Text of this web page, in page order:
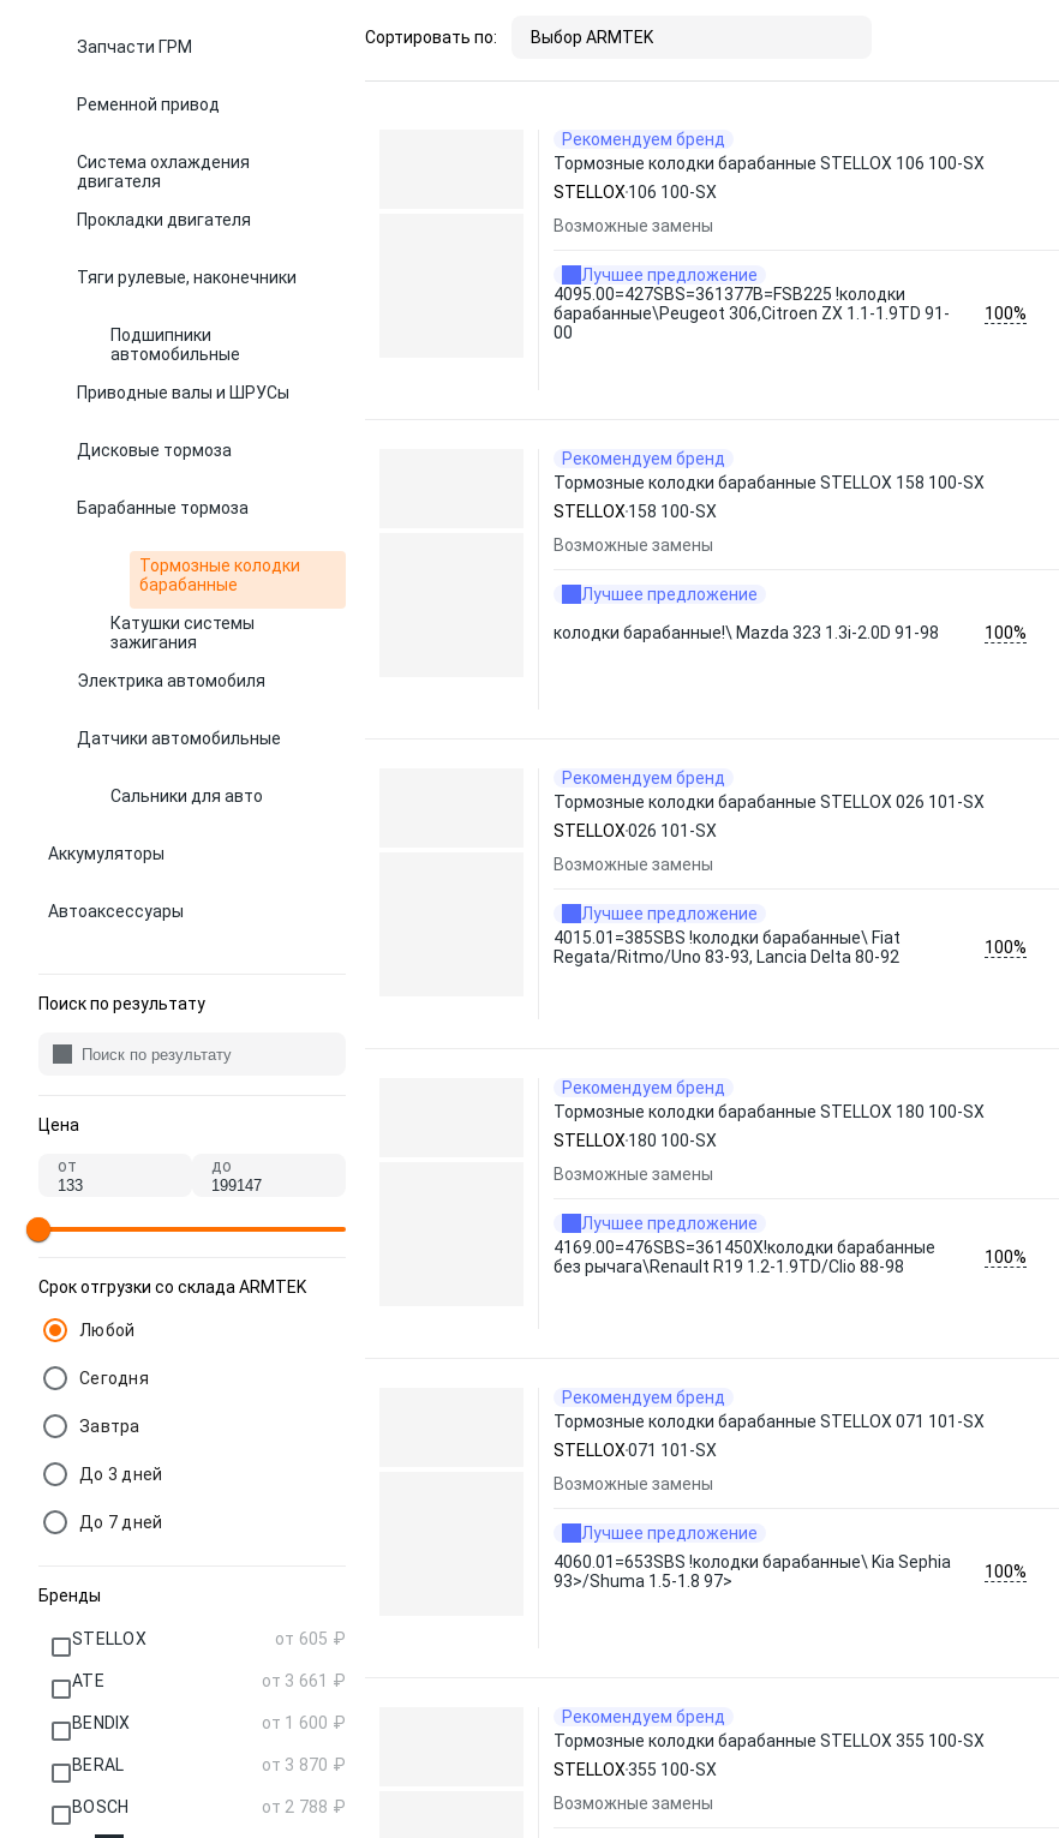
Запчасти ГРМ
Ременной привод
Система охлаждения
двигателя
Прокладки двигателя
Тяги рулевые, наконечники
Подшипники
автомобильные
Приводные валы и ШРУСы
Дисковые тормоза
Барабанные тормоза
Тормозные колодки
барабанные
Катушки системы
зажигания
Электрика автомобиля
Датчики автомобильные
Сальники для авто
Аккумуляторы
Автоаксессуары
Поиск по результату
Цена
от до
Срок отгрузки со склада ARMTEK
Любой
Сегодня
Завтра
До 3 дней
До 7 дней
Бренды
STELLOX от 605 ₽
ATE от 3 661 ₽
BENDIX от 1 600 ₽
BERAL от 3 870 ₽
BOSCH от 2 788 ₽
Сортировать по: Выбор ARMTEK
Рекомендуем бренд
Тормозные колодки барабанные STELLOX 106 100-SX
STELLOX 106 100-SX
Возможные замены
Лучшее предложение
4095.00=427SBS=361377B=FSB225 !колодки
барабанные\Peugeot 306,Citroen ZX 1.1-1.9TD 91-
00
100%
Рекомендуем бренд
Тормозные колодки барабанные STELLOX 158 100-SX
STELLOX 158 100-SX
Возможные замены
Лучшее предложение
колодки барабанные!\ Mazda 323 1.3i-2.0D 91-98
100%
Рекомендуем бренд
Тормозные колодки барабанные STELLOX 026 101-SX
STELLOX026 101-SX
Возможные замены
Лучшее предложение
4015.01=385SBS !колодки барабанные\ Fiat
Regata/Ritmo/Uno 83-93, Lancia Delta 80-92
100%
Рекомендуем бренд
Тормозные колодки барабанные STELLOX 180 100-SX
STELLOX 180 100-SX
Возможные замены
Лучшее предложение
4169.00=476SBS=361450X!колодки барабанные
без рычага\Renault R19 1.2-1.9TD/Clio 88-98
100%
Рекомендуем бренд
Тормозные колодки барабанные STELLOX 071 101-SX
STELLOX071 101-SX
Возможные замены
Лучшее предложение
4060.01=653SBS !колодки барабанные\ Kia Sephia
93>/Shuma 1.5-1.8 97>
100%
Рекомендуем бренд
Тормозные колодки барабанные STELLOX 355 100-SX
STELLOX355 100-SX
Возможные замены